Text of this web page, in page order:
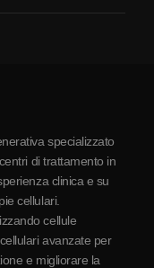
specializzato
di trattamento in
clinica e su
cellulari.
cellule
avanzate per
e migliorare la